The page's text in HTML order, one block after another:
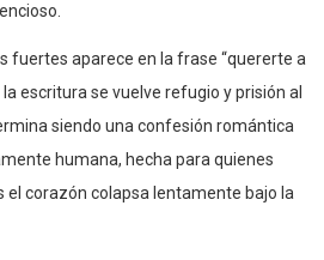
fuertes aparece en la frase “quererte a
escritura se vuelve refugio y prisión al
siendo una confesión romántica
humana, hecha para quienes
el corazón colapsa lentamente bajo la